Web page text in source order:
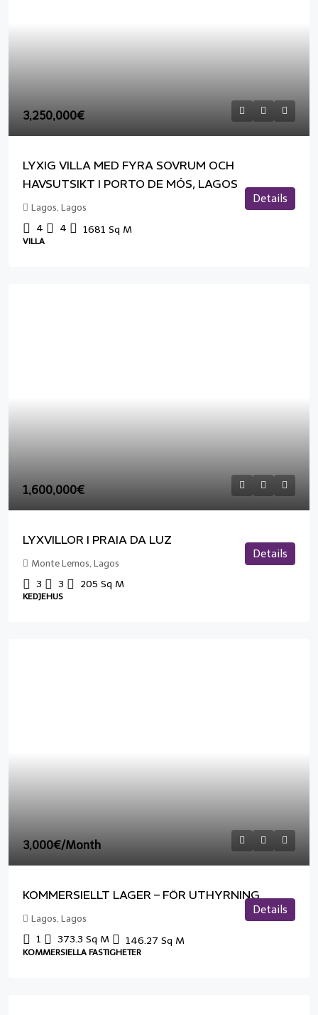
3,250,000€
LYXIG VILLA MED FYRA SOVRUM OCH
HAVSUTSIKT I PORTO DE MÓS, LAGOS
Lagos, Lagos
4 4 1681 Sq M
VILLA
Details
1,600,000€
LYXVILLOR I PRAIA DA LUZ
Monte Lemos, Lagos
3 3 205 Sq M
KEDJEHUS
Details
3,000€/Month
KOMMERSIELLT LAGER – FÖR UTHYRNING
Lagos, Lagos
1 373.3 Sq M 146.27 Sq M
KOMMERSIELLA FASTIGHETER
Details